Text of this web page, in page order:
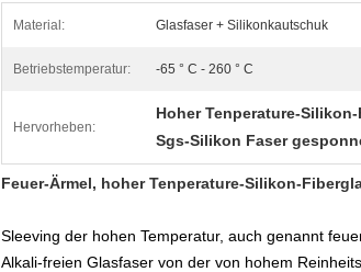
Material: Glasfaser + Silikonkautschuk
Betriebstemperatur: -65 ° C - 260 ° C
Hervorheben:
Hoher Tenperature-
Sgs-Silikon Faser
Feuer-Ärmel, hoher Tenperature-Silikon-
Sleeving der hohen Temperatur, auch genannt
Alkali-freien Glasfaser von der von hohem